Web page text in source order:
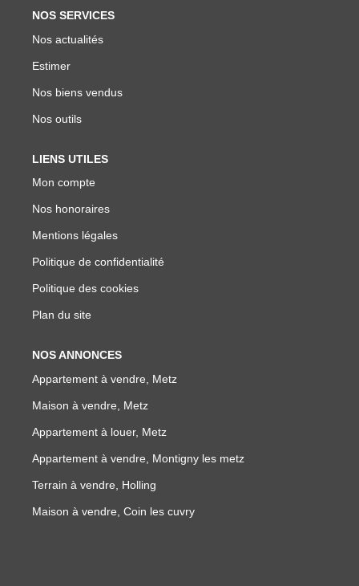
NOS SERVICES
Nos actualités
Estimer
Nos biens vendus
Nos outils
LIENS UTILES
Mon compte
Nos honoraires
Mentions légales
Politique de confidentialité
Politique des cookies
Plan du site
NOS ANNONCES
Appartement à vendre, Metz
Maison à vendre, Metz
Appartement à louer, Metz
Appartement à vendre, Montigny les metz
Terrain à vendre, Holling
Maison à vendre, Coin les cuvry